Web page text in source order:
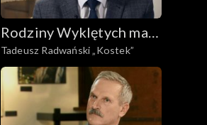
Rodziny Wyklętych mają
głos
Tadeusz Radwański „Kostek”